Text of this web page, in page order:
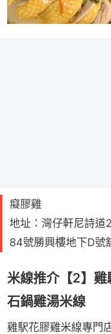
癡膠雞
地址：灣仔軒尼詩
84號勝興樓地下D號
米線推介【2】
石鍋雞湯米線
雞駅花膠雞米線專門